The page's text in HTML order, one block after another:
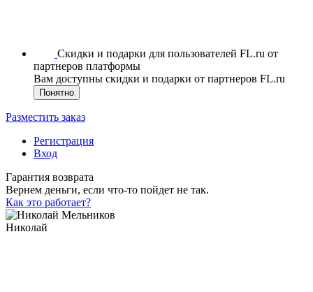
Скидки и подарки для пользователей FL.ru от
партнеров платформы
Вам доступны скидки и подарки от партнеров FL.ru
Понятно
Разместить заказ
Регистрация
Вход
Гарантия возврата
Вернем деньги, если что-то пойдет не так.
Как это работает?
Николай